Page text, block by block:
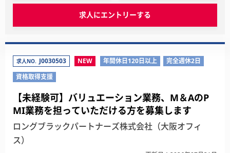
求人にエントリーする
求人NO. J0030503 NEW 年間休日120日以上
完全週休2日
資格取得支援
【未経験可】バリュエーション業務、M＆AのP
MI業務を担っていただける方を募集します
ロングブラックパートナーズ株式会社（大阪オフィ
ス）